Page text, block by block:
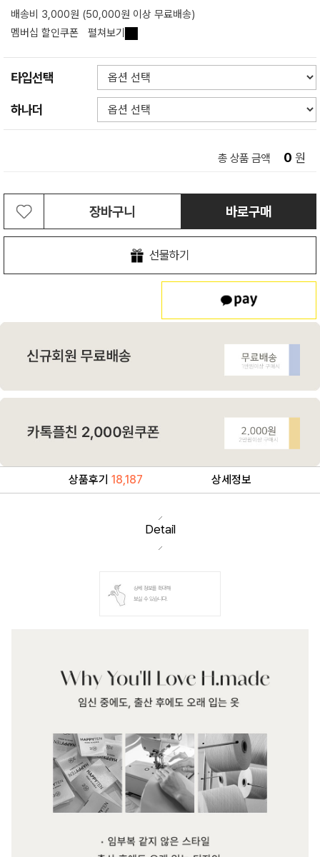
배송비 3,000원 (50,000원 이상 무료배송)
멤버십 할인쿠폰
펼쳐보기
타입선택
하나더
총 상품 금액 0 원
장바구니 바로구매
선물하기
상품후기 18,187 상세정보
Detail
상세 정보를 확대해
보실 수 있습니다.